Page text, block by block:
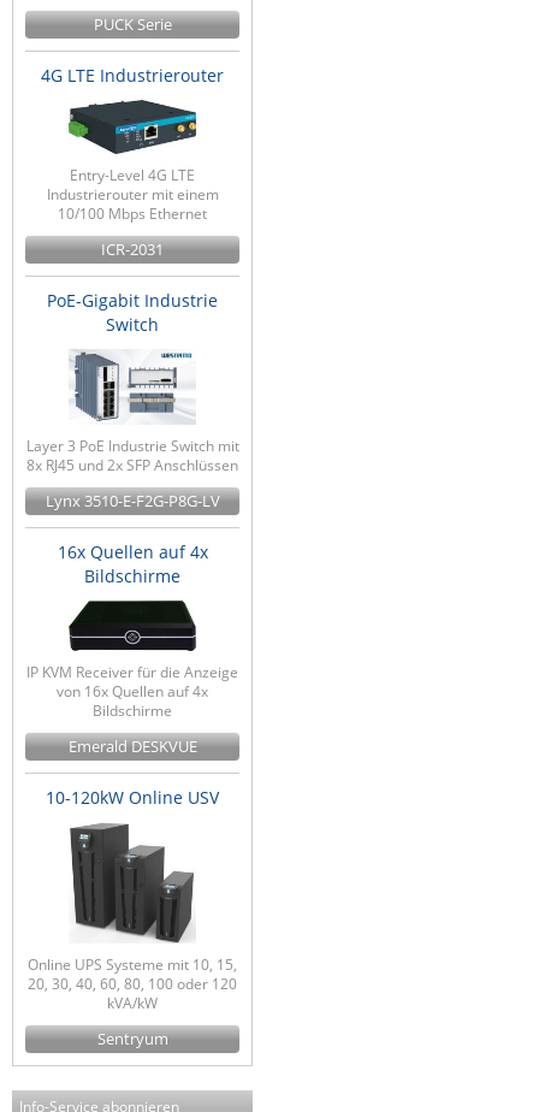
PUCK Serie
4G LTE Industrierouter
Entry-Level 4G LTE
Industrierouter mit einem
10/100 Mbps Ethernet
ICR-2031
PoE-Gigabit Industrie
Switch
Layer 3 PoE Industrie Switch mit
8x RJ45 und 2x SFP Anschlüssen
Lynx 3510-E-F2G-P8G-LV
16x Quellen auf 4x
Bildschirme
IP KVM Receiver für die Anzeige
von 16x Quellen auf 4x
Bildschirme
Emerald DESKVUE
10-120kW Online USV
Online UPS Systeme mit 10, 15,
20, 30, 40, 60, 80, 100 oder 120
kVA/kW
Sentryum
Info-Service abonnieren